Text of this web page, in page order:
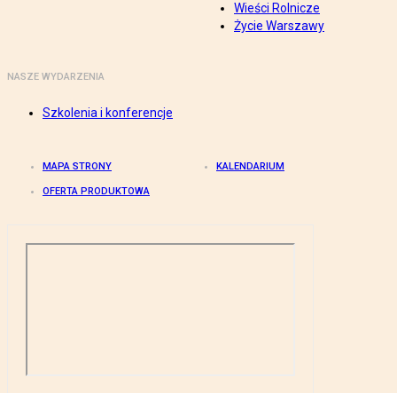
Wieści Rolnicze
Życie Warszawy
NASZE WYDARZENIA
Szkolenia i konferencje
MAPA STRONY KALENDARIUM
OFERTA PRODUKTOWA